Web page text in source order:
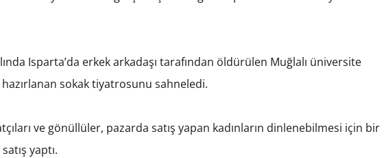
Isparta’da erkek arkadaşı tarafından öldürülen Muğlalı üniversite
hazırlanan sokak tiyatrosunu sahneledi.
ve gönüllüler, pazarda satış yapan kadınların dinlenebilmesi için bir
yaptı.